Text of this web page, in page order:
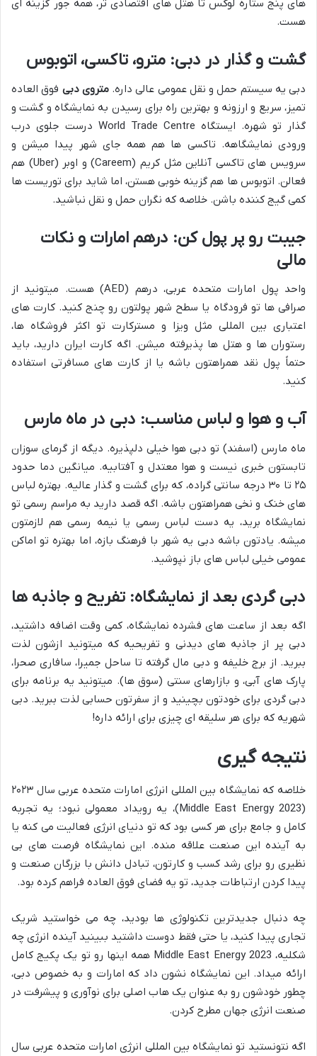
های پنج ستاره لوکس تا هتل های اقتصادی تر، همه جور گزینه ای
هست.
گشت و گذار در دبی: مترو، تاکسی، اتوبوس
دبی یه سیستم حمل و نقل عمومی عالی داره.متروی دبی فوق العاده
تمیز، سریع و ارزونه و بهترین راه برای رسیدن به نمایشگاه و گشت و
گذار تو شهره. ایستگاه World Trade Centre درست جلوی درب
ورودی نمایشگاهه. تاکسی ها هم همه جای شهر پیدا میشن و
سرویس های تاکسی آنلاین مثل کریم (Careem) و اوبر (Uber) هم
فعالن. اتوبوس ها هم گزینه خوبی هستن، اما شاید برای توریست ها
کمی گیج کننده باشن. خلاصه که نگران حمل و نقل نباشید.
جیبت رو پر پول کن: درهم امارات و نکات
مالی
واحد پول امارات متحده عربی، درهم (AED) هست. میتونید از
صرافی ها تو فرودگاه یا سطح شهر پولتون رو چنج کنید. کارت های
اعتباری بین المللی مثل ویزا و مسترکارت تو اکثر فروشگاه ها،
رستوران ها و هتل ها پذیرفته میشن. اگه کارت ایران دارید، باید
حتماً پول نقد همراهتون باشه یا از کارت های مسافرتی استفاده
کنید.
آب و هوا و لباس مناسب: دبی در ماه مارس
ماه مارس (اسفند) تو دبی هوا خیلی دلپذیره. دیگه از گرمای سوزان
تابستون خبری نیست و هوا معتدل و آفتابیه. میانگین دما حدود
۲۵ تا ۳۰ درجه سانتی گراده، که برای گشت و گذار عالیه. بهتره لباس
های خنک و نخی همراهتون باشه. اگه قصد دارید به مراسم رسمی تو
نمایشگاه برید، یه دست لباس رسمی یا نیمه رسمی هم لازمتون
میشه. یادتون باشه دبی یه شهر با فرهنگ بازه، اما بهتره تو اماکن
عمومی خیلی لباس های باز نپوشید.
دبی گردی بعد از نمایشگاه: تفریح و جاذبه ها
اگه بعد از ساعت های فشرده نمایشگاه، کمی وقت اضافه داشتید،
دبی پر از جاذبه های دیدنی و تفریحیه که میتونید ازشون لذت
ببرید. از برج خلیفه و دبی مال گرفته تا ساحل جمیرا، سافاری صحرا،
پارک های آبی، و بازارهای سنتی (سوق ها). میتونید یه برنامه برای
دبی گردی برای خودتون بچینید و از سفرتون حسابی لذت ببرید. دبی
شهریه که برای هر سلیقه ای چیزی برای ارائه داره!
نتیجه گیری
خلاصه که نمایشگاه بین المللی انرژی امارات متحده عربی سال ۲۰۲۳
(Middle East Energy 2023)، یه رویداد معمولی نبود؛ یه تجربه
کامل و جامع برای هر کسی بود که تو دنیای انرژی فعالیت می کنه یا
به آینده این صنعت علاقه منده. این نمایشگاه فرصت های بی
نظیری رو برای رشد کسب و کارتون، تبادل دانش با بزرگان صنعت و
پیدا کردن ارتباطات جدید، تو یه فضای فوق العاده فراهم کرده بود.
چه دنبال جدیدترین تکنولوژی ها بودید، چه می خواستید شریک
تجاری پیدا کنید، یا حتی فقط دوست داشتید ببینید آینده انرژی چه
شکلیه، Middle East Energy 2023 همه اینها رو تو یک پکیج کامل
ارائه میداد. این نمایشگاه نشون داد که امارات و به خصوص دبی،
چطور خودشون رو به عنوان یک هاب اصلی برای نوآوری و پیشرفت در
صنعت انرژی جهان مطرح کردن.
اگه نتونستید تو نمایشگاه بین المللی انرژی امارات متحده عربی سال